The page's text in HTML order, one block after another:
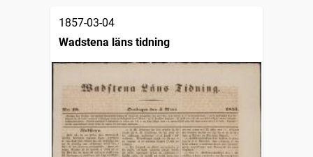
1857-03-04
Wadstena läns tidning